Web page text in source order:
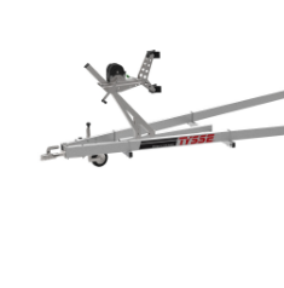
ATV / SNØSCOOTER
Honda ATV